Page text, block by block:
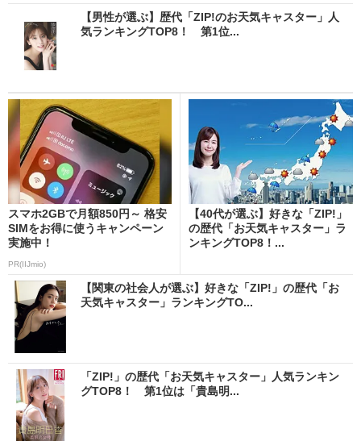
【男性が選ぶ】歴代「ZIP!のお天気キャスター」人
気ランキングTOP8！ 第1位...
スマホ2GBで月額850円～ 格安
SIMをお得に使うキャンペーン
実施中！
PR(IIJmio)
【40代が選ぶ】好きな「ZIP!」
の歴代「お天気キャスター」ラ
ンキングTOP8！...
【関東の社会人が選ぶ】好きな「ZIP!」の歴代「お
天気キャスター」ランキングTO...
「ZIP!」の歴代「お天気キャスター」人気ランキン
グTOP8！ 第1位は「貴島明...